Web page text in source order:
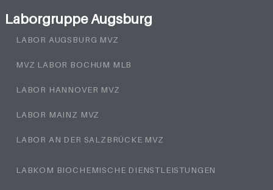
Laborgruppe Augsburg
LABOR AUGSBURG MVZ
MVZ LABOR BOCHUM MLB
LABOR HANNOVER MVZ
LABOR MAINZ MVZ
LABOR AN DER SALZBRÜCKE MVZ
LABKOM BIOCHEMISCHE DIENSTLEISTUNGEN